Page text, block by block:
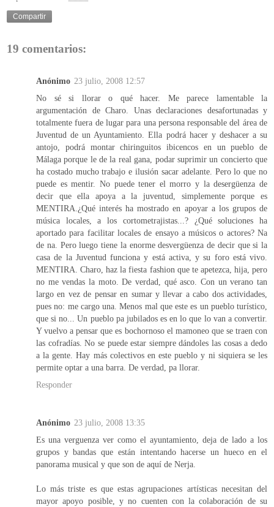
Compartir
19 comentarios:
Anónimo 23 julio, 2008 12:57
No sé si llorar o qué hacer. Me parece lamentable la
argumentación de Charo. Unas declaraciones desafortunadas y
totalmente fuera de lugar para una persona responsable del área de
Juventud de un Ayuntamiento. Ella podrá hacer y deshacer a su
antojo, podrá montar chiringuitos ibicencos en un pueblo de
Málaga porque le de la real gana, podar suprimir un concierto que
ha costado mucho trabajo e ilusión sacar adelante. Pero lo que no
puede es mentir. No puede tener el morro y la desergüenza de
decir que ella apoya a la juventud, simplemente porque es
MENTIRA.¿Qué interés ha mostrado en apoyar a los grupos de
música locales, a los cortometrajistas...? ¿Qué soluciones ha
aportado para facilitar locales de ensayo a músicos o actores? Na
de na. Pero luego tiene la enorme desvergüenza de decir que si la
casa de la Juventud funciona y está activa, y su foro está vivo.
MENTIRA. Charo, haz la fiesta fashion que te apetezca, hija, pero
no me vendas la moto. De verdad, qué asco. Con un verano tan
largo en vez de pensar en sumar y llevar a cabo dos actividades,
pues no: me cargo una. Menos mal que este es un pueblo turístico,
que si no... Un pueblo pa jubilados es en lo que lo van a convertir.
Y vuelvo a pensar que es bochornoso el mamoneo que se traen con
las cofradías. No se puede estar siempre dándoles las cosas a dedo
a la gente. Hay más colectivos en este pueblo y ni siquiera se les
permite optar a una barra. De verdad, pa llorar.
Responder
Anónimo 23 julio, 2008 13:35
Es una verguenza ver como el ayuntamiento, deja de lado a los
grupos y bandas que están intentando hacerse un hueco en el
panorama musical y que son de aquí de Nerja.
Lo más triste es que estas agrupaciones artísticas necesitan del
mayor apoyo posible, y no cuenten con la colaboración de su